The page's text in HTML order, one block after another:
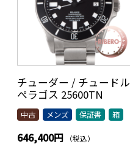
チューダー / チュードル
ぺラゴス 25600TN
中古 メンズ 保証書 箱
646,400円 （税込）